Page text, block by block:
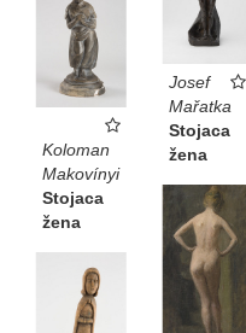
Josef
Mařatka
Stojaca
žena
Koloman
Makovínyi
Stojaca
žena